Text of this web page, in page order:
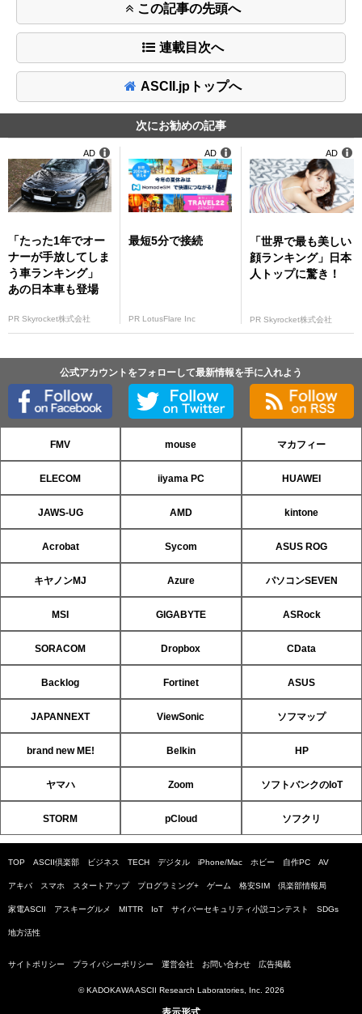
この記事の先頭へ
連載目次へ
ASCII.jpトップへ
次にお勧めの記事
「たった1年でオー
ナーが手放してしま
う車ランキング」
あの日本車も登場
PR Skyrocket株式会社
AD
最短5分で接続
PR LotusFlare Inc
AD
「世界で最も美しい
顔ランキング」日本
人トップに驚き！
PR Skyrocket株式会社
AD
公式アカウントをフォローして最新情報を手に入れよう
FMV mouse マカフィー
ELECOM iiyama PC HUAWEI
JAWS-UG AMD kintone
Acrobat Sycom ASUS ROG
キヤノンMJ Azure パソコンSEVEN
MSI GIGABYTE ASRock
SORACOM Dropbox CData
Backlog Fortinet ASUS
JAPANNEXT ViewSonic ソフマップ
brand new ME! Belkin HP
ヤマハ Zoom ソフトバンクのIoT
STORM pCloud ソフクリ
TOP ASCII倶楽部 ビジネス TECH デジタル iPhone/Mac ホビー 自作PC AV
アキバ スマホ スタートアップ プログラミング+ ゲーム 格安SIM 倶楽部情報局
家電ASCII アスキーグルメ MITTR IoT サイバーセキュリティ小説コンテスト SDGs
地方活性
サイトポリシー プライバシーポリシー 運営会社 お問い合わせ 広告掲載
© KADOKAWA ASCII Research Laboratories, Inc. 2026